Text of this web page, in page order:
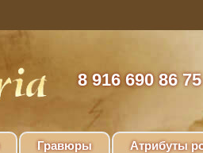
8 916 690 86 75
Гравюры Атрибуты